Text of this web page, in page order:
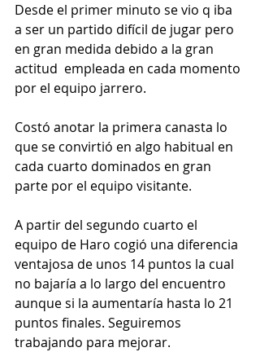
Desde el primer minuto se vio q iba
a ser un partido difícil de jugar pero
en gran medida debido a la gran
actitud  empleada en cada momento
por el equipo jarrero.
Costó anotar la primera canasta lo
que se convirtió en algo habitual en
cada cuarto dominados en gran
parte por el equipo visitante.
A partir del segundo cuarto el
equipo de Haro cogió una diferencia
ventajosa de unos 14 puntos la cual
no bajaría a lo largo del encuentro
aunque si la aumentaría hasta lo 21
puntos finales. Seguiremos
trabajando para mejorar.